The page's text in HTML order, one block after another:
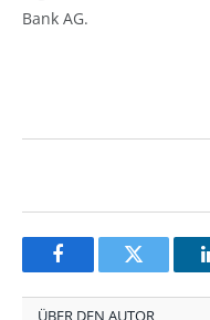
Bank AG.
FacebookTwitter
ÜBER DEN AUTOR